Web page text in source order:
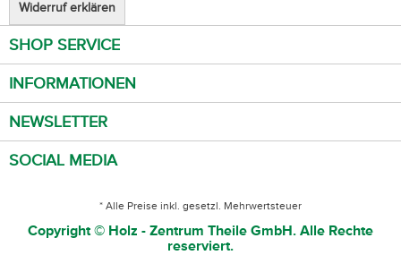
Widerruf erklären
SHOP SERVICE
INFORMATIONEN
NEWSLETTER
SOCIAL MEDIA
* Alle Preise inkl. gesetzl. Mehrwertsteuer
Copyright © Holz - Zentrum Theile GmbH. Alle Rechte
reserviert.